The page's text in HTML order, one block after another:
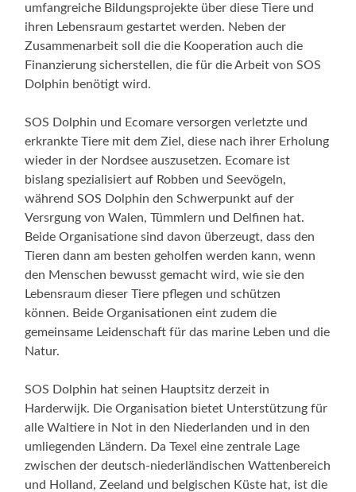
umfangreiche Bildungsprojekte über diese Tiere und
ihren Lebensraum gestartet werden. Neben der
Zusammenarbeit soll die die Kooperation auch die
Finanzierung sicherstellen, die für die Arbeit von SOS
Dolphin benötigt wird.
SOS Dolphin und Ecomare versorgen verletzte und
erkrankte Tiere mit dem Ziel, diese nach ihrer Erholung
wieder in der Nordsee auszusetzen. Ecomare ist
bislang spezialisiert auf Robben und Seevögeln,
während SOS Dolphin den Schwerpunkt auf der
Versrgung von Walen, Tümmlern und Delfinen hat.
Beide Organisatione sind davon überzeugt, dass den
Tieren dann am besten geholfen werden kann, wenn
den Menschen bewusst gemacht wird, wie sie den
Lebensraum dieser Tiere pflegen und schützen
können. Beide Organisationen eint zudem die
gemeinsame Leidenschaft für das marine Leben und die
Natur.
SOS Dolphin hat seinen Hauptsitz derzeit in
Harderwijk. Die Organisation bietet Unterstützung für
alle Waltiere in Not in den Niederlanden und in den
umliegenden Ländern. Da Texel eine zentrale Lage
zwischen der deutsch-niederländischen Wattenbereich
und Holland, Zeeland und belgischen Küste hat, ist die